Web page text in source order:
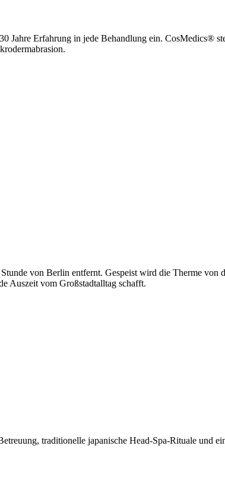
Jahre Erfahrung in jede Behandlung ein. CosMedics®
von Berlin entfernt. Gespeist wird die Therme von
Auszeit vom Großstadtalltag schafft.
traditionelle japanische Head-Spa-Rituale und